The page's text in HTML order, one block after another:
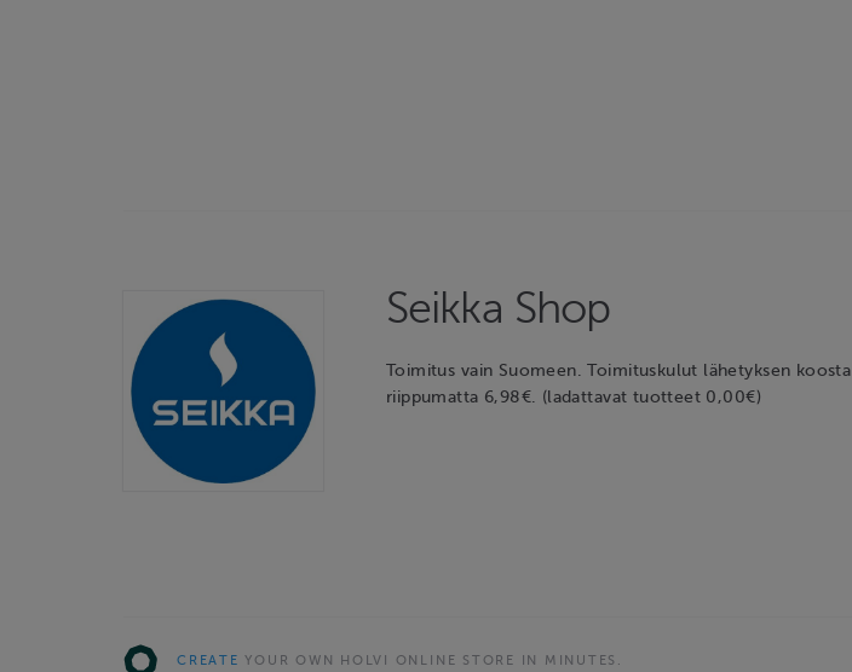
Seikka Shop
Toimitus vain Suomeen. Toimituskulut lähetyksen koosta
riippumatta 6,98€. (ladattavat tuotteet 0,00€)
CREATE YOUR OWN HOLVI ONLINE STORE IN MINUTES.